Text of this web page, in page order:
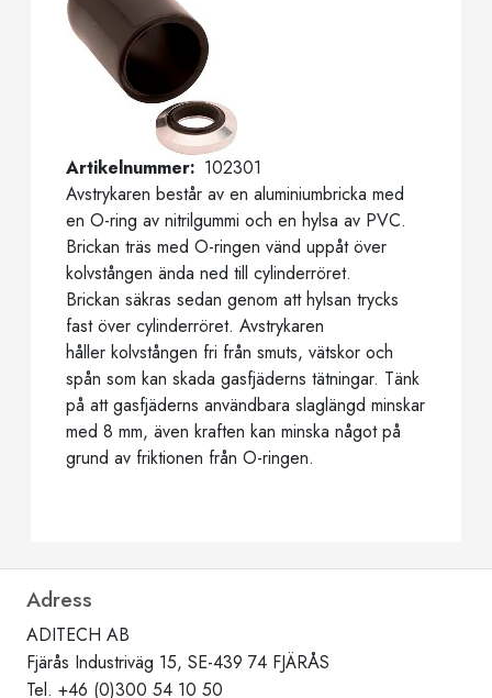
Artikelnummer
102301
Avstrykaren består av en aluminiumbricka med
en O-ring av nitrilgummi och en hylsa av PVC.
Brickan träs med O-ringen vänd uppåt över
kolvstången ända ned till cylinderröret.
Brickan säkras sedan genom att hylsan trycks
fast över cylinderröret. Avstrykaren
håller kolvstången fri från smuts, vätskor och
spån som kan skada gasfjäderns tätningar. Tänk
på att gasfjäderns användbara slaglängd minskar
med 8 mm, även kraften kan minska något på
grund av friktionen från O-ringen.
Adress
ADITECH AB
Fjärås Industriväg 15, SE-439 74 FJÄRÅS
Tel. +46 (0)300 54 10 50